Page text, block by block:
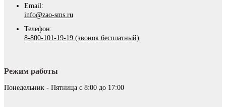
Email:
info@zao-sms.ru
Телефон:
8-800-101-19-19 (звонок бесплатный)
Режим работы
Понедельник - Пятница с 8:00 до 17:00